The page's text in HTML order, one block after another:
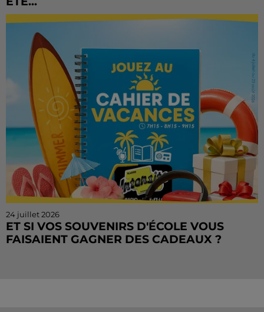
Vous n'avez pas encore tenté votre chance ? Ou vous
Vacances continue sur Radio Intensité ! Chaque
matin, de...
24 juillet 2026
ET SI VOS SOUVENIRS D'ÉCOLE VOUS
FAISAIENT GAGNER DES CADEAUX ?